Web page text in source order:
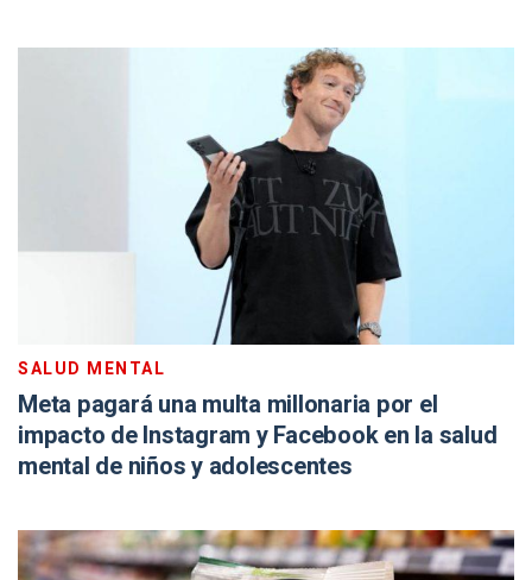
SALUD MENTAL
Meta pagará una multa millonaria por el
impacto de Instagram y Facebook en la salud
mental de niños y adolescentes